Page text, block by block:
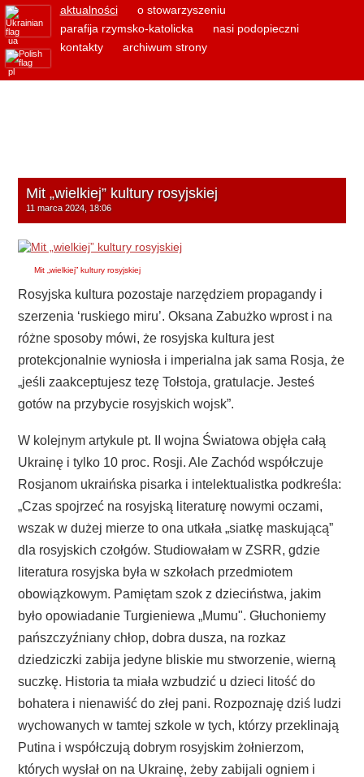
ua
pl
aktualności
o stowarzyszeniu
parafija rzymsko-katolicka
nasi podopieczni
kontakty
archiwum strony
Mit „wielkiej” kultury rosyjskiej
11 marca 2024, 18:06
Mit „wielkiej” kultury rosyjskiej
Rosyjska kultura pozostaje narzędziem propagandy i
szerzenia ‘ruskiego miru’. Oksana Zabużko wprost i na
różne sposoby mówi, że rosyjska kultura jest
protekcjonalnie wyniosła i imperialna jak sama Rosja, że
„jeśli zaakceptujesz tezę Tołstoja, gratulacje. Jesteś
gotów na przybycie rosyjskich wojsk”.
W kolejnym artykule pt. II wojna Światowa objęła całą
Ukrainę i tylko 10 proc. Rosji. Ale Zachód współczuje
Rosjanom ukraińska pisarka i intelektualistka podkreśla:
„Czas spojrzeć na rosyjską literaturę nowymi oczami,
wszak w dużej mierze to ona utkała „siatkę maskującą”
dla rosyjskich czołgów. Studiowałam w ZSRR, gdzie
literatura rosyjska była w szkołach przedmiotem
obowiązkowym. Pamiętam szok z dzieciństwa, jakim
było opowiadanie Turgieniewa „Mumu". Głuchoniemy
pańszczyźniany chłop, dobra dusza, na rozkaz
dziedziczki zabija jedyne bliskie mu stworzenie, wierną
suczkę. Historia ta miała wzbudzić u dzieci litość do
bohatera i nienawiść do złej pani. Rozpoznaję dziś ludzi
wychowanych w tamtej szkole w tych, którzy przeklinają
Putina i współczują dobrym rosyjskim żołnierzom,
których wysłał on na Ukrainę, żeby zabijali ogniem i